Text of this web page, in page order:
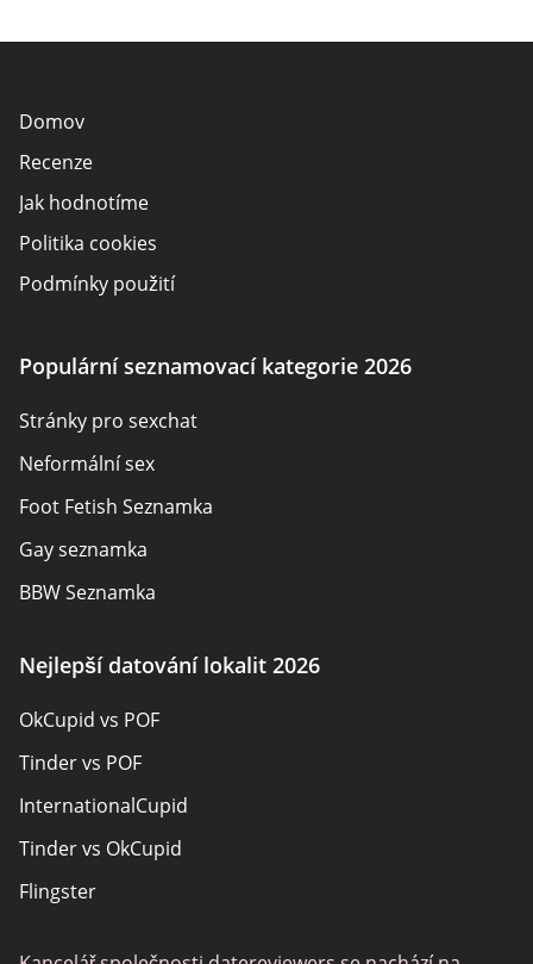
Domov
Recenze
Jak hodnotíme
Politika cookies
Podmínky použití
O nás
Autoři
Populární seznamovací kategorie 2026
Stránky pro sexchat
Neformální sex
Foot Fetish Seznamka
Gay seznamka
BBW Seznamka
Pansexual Seznamka
Rencontres adultes
Senior Seznamka
Christian Seznamka
Místní singly online
Trans Seznamka
Nejlepší datování lokalit 2026
OkCupid vs POF
Tinder vs POF
InternationalCupid
Tinder vs OkCupid
Flingster